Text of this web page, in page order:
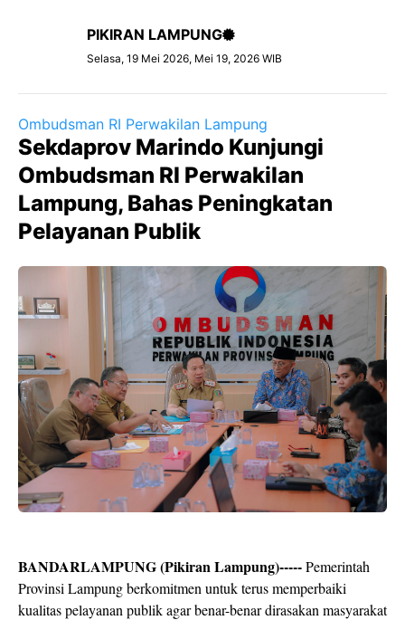
PIKIRAN LAMPUNG
Selasa, 19 Mei 2026, Mei 19, 2026 WIB
Ombudsman RI Perwakilan Lampung
Sekdaprov Marindo Kunjungi
Ombudsman RI Perwakilan
Lampung, Bahas Peningkatan
Pelayanan Publik
BANDARLAMPUNG (Pikiran Lampung)-----Pemerintah
Provinsi Lampung berkomitmen untuk terus memperbaiki
kualitas pelayanan publik agar benar-benar dirasakan masyarakat